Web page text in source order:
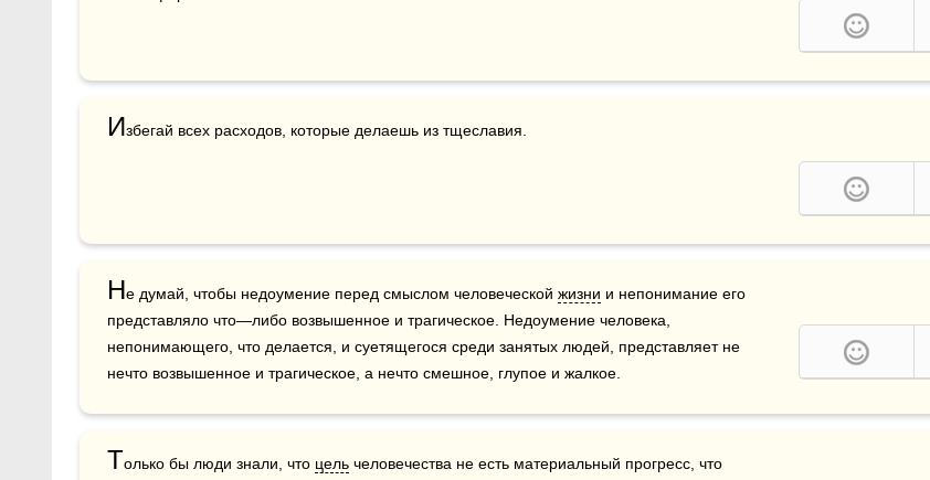
Избегай всех расходов, которые делаешь из тщеславия.
Не думай, чтобы недоумение перед смыслом человеческой жизни и непонимание его
представляло что—либо возвышенное и трагическое. Недоумение человека,
непонимающего, что делается, и суетящегося среди занятых людей, представляет не
нечто возвышенное и трагическое, а нечто смешное, глупое и жалкое.
Только бы люди знали, что цель человечества не есть материальный прогресс, что